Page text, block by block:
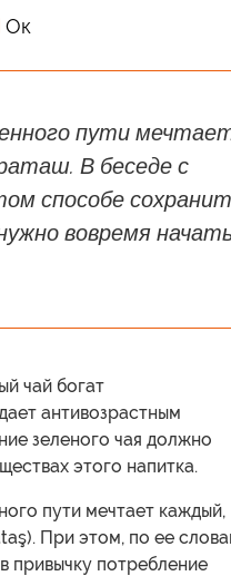
пути
В беседе с
способе
вовремя
чай богат
антивозрастным
зеленого чая должно
этого напитка.
пути мечтает каждый,
При этом, по ее
привычку потребление